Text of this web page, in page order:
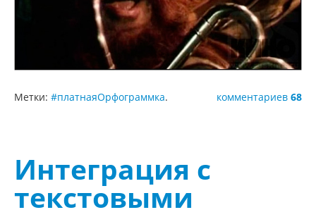
комментариев 68
Метки: #платнаяОрфограммка.
Интеграция с
текстовыми